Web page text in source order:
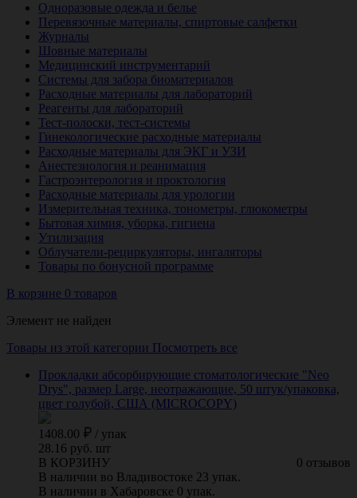
Одноразовые одежда и белье
Перевязочные материалы, спиртовые салфетки
Журналы
Шовные материалы
Медицинский инструментарий
Системы для забора биоматериалов
Расходные материалы для лабораторий
Реагенты для лабораторий
Тест-полоски, тест-системы
Гинекологические расходные материалы
Расходные материалы для ЭКГ и УЗИ
Анестезиология и реанимация
Гастроэнтерология и проктология
Расходные материалы для урологии
Измерительная техника, тонометры, глюкометры
Бытовая химия, уборка, гигиена
Утилизация
Облучатели-рециркуляторы, ингаляторы
Товары по бонусной программе
В корзине 0 товаров
Элемент не найден
Товары из этой категории Посмотреть все
Прокладки абсорбирующие стоматологические "Neo
Drys", размер Large, неотражающие, 50 штук/упаковка,
цвет голубой, США (MICROCOPY)
1408.00 / упак
28.16 руб. шт
0 отзывов
В КОРЗИНУ
В наличии во Владивостоке 23 упак.
В наличии в Хабаровске 0 упак.